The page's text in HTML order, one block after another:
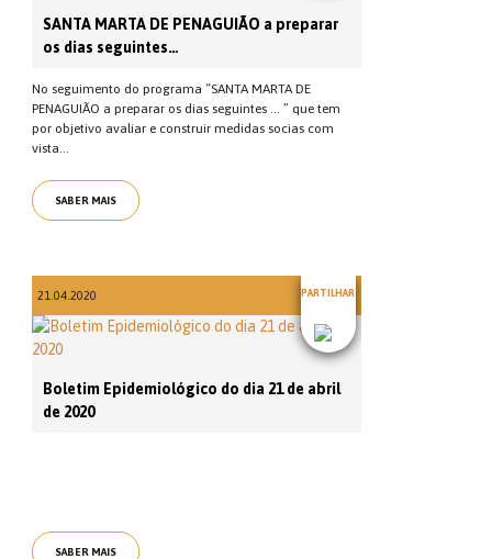
SANTA MARTA DE PENAGUIÃO a preparar
os dias seguintes…
No seguimento do programa “SANTA MARTA DE
PENAGUIÃO a preparar os dias seguintes … ” que tem
por objetivo avaliar e construir medidas socias com
vista...
SABER MAIS
21.04.2020 PARTILHAR
Boletim Epidemiológico do dia 21 de abril
de 2020
SABER MAIS